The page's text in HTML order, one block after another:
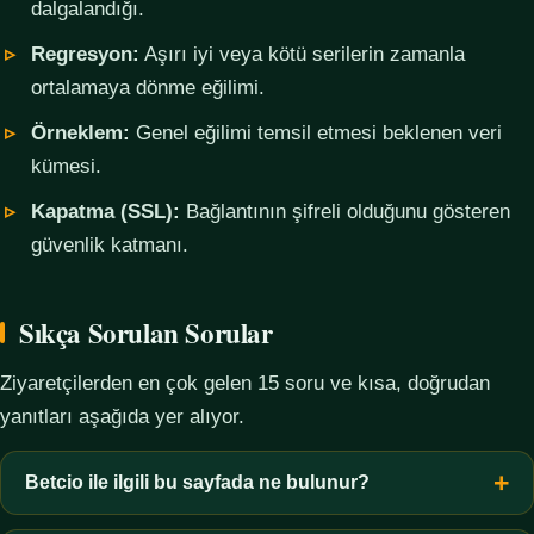
dalgalandığı.
Regresyon: Aşırı iyi veya kötü serilerin zamanla
ortalamaya dönme eğilimi.
Örneklem: Genel eğilimi temsil etmesi beklenen veri
kümesi.
Kapatma (SSL): Bağlantının şifreli olduğunu gösteren
güvenlik katmanı.
Sıkça Sorulan Sorular
Ziyaretçilerden en çok gelen 15 soru ve kısa, doğrudan
yanıtları aşağıda yer alıyor.
Betcio ile ilgili bu sayfada ne bulunur?
Bu sayfada yalnızca kavramsal bilgi, terim açıklamaları, veri